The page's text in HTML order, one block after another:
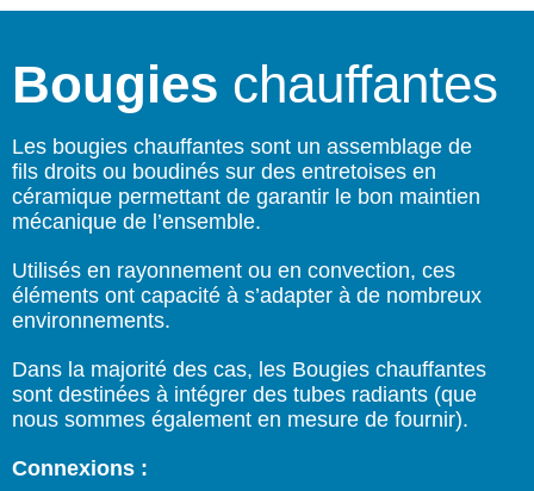
Bougies chauffantes
Les bougies chauffantes sont un assemblage de
fils droits ou boudinés sur des entretoises en
céramique permettant de garantir le bon maintien
mécanique de l’ensemble.
Utilisés en rayonnement ou en convection, ces
éléments ont capacité à s’adapter à de nombreux
environnements.
Dans la majorité des cas, les Bougies chauffantes
sont destinées à intégrer des tubes radiants (que
nous sommes également en mesure de fournir).
Connexions :